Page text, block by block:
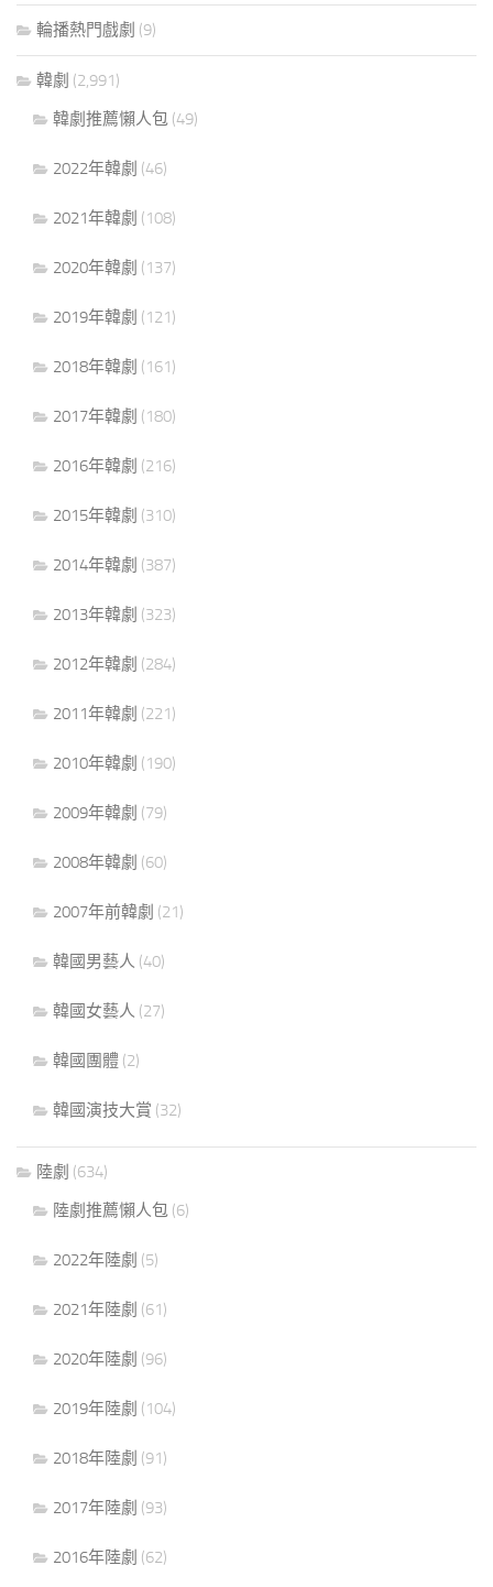
輪播熱門戲劇 (9)
韓劇 (2,991)
韓劇推薦懶人包 (49)
2022年韓劇 (46)
2021年韓劇 (108)
2020年韓劇 (137)
2019年韓劇 (121)
2018年韓劇 (161)
2017年韓劇 (180)
2016年韓劇 (216)
2015年韓劇 (310)
2014年韓劇 (387)
2013年韓劇 (323)
2012年韓劇 (284)
2011年韓劇 (221)
2010年韓劇 (190)
2009年韓劇 (79)
2008年韓劇 (60)
2007年前韓劇 (21)
韓國男藝人 (40)
韓國女藝人 (27)
韓國團體 (2)
韓國演技大賞 (32)
陸劇 (634)
陸劇推薦懶人包 (6)
2022年陸劇 (5)
2021年陸劇 (61)
2020年陸劇 (96)
2019年陸劇 (104)
2018年陸劇 (91)
2017年陸劇 (93)
2016年陸劇 (62)